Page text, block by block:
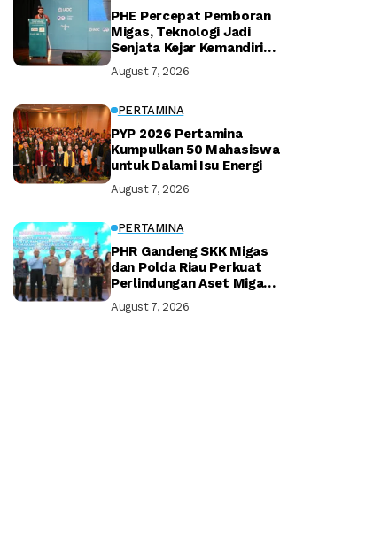
PHE Percepat Pemboran
Migas, Teknologi Jadi
Senjata Kejar Kemandirian
August 7, 2026
PERTAMINA
PYP 2026 Pertamina
Kumpulkan 50 Mahasiswa
untuk Dalami Isu Energi
August 7, 2026
PERTAMINA
PHR Gandeng SKK Migas
dan Polda Riau Perkuat
Perlindungan Aset Migas
August 7, 2026